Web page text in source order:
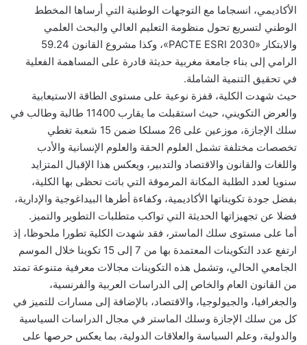
الأكاديمي، انسجاما مع التوجهات الوطنية التي أرساها المخطط
الوطني لتسريع تحول منظومة التعليم العالي والبحث العلمي
والابتكار «PACTE ESRI 2030»، وكذا مشروع القانون 59.24
الرامي إلى بناء جامعة مغربية حديثة قادرة على المساهمة الفعلية
في تحقيق التنمية الشاملة.
حيث شهدت الكلية، قفزة نوعية على مستوى الطاقة الاستيعابية
والعرض التكويني، حيث استقبلت ما يقارب 11400 طالبة وطالب في
سلك الإجازة، موزعين على 26 مسلكا ضمن 15 شعبة تغطي
تخصصات مختلفة تشمل العلوم الحقة والعلوم الإنسانية والأدب
واللغات والقانون والاقتصاد والتدبير، ويعكس هذا الإقبال المتزايد
سنويا لعدد الطلبة المكانة المرموقة التي باتت تحظى بها الكلية،
بفضل جودة تكويناتها الأكاديمية، وكفاءة أطرها البيداغوجية والإدارية،
فضلا عن تجهيزاتها الحديثة التي تواكب متطلبات التطوير والتميز.
أما على مستوى سلك الماستر، فقد شهدت الكلية تطورا ملحوظا، إذ
ارتفع عدد التكوينات المعتمدة بها من 7 إلى 15 تكوينا خلال الموسم
الجامعي الحالي، وتشمل هذه التكوينات مجالات معرفية متنوعة تمتد
من القانون العام والخاص إلى الدراسات العربية والفرنسية،
والجغرافيا، والجيولوجيا، والاقتصاد، بالإضافة إلى مسارات للتميز في
كل من سلك الإجازة وسلك الماستر في مجال الدراسات السياسية
والدولية، وعلم السياسة والعلاقات الدولية، بما يعكس حرصها على